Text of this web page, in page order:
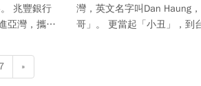
兆豐銀行
亞灣，攜手
灣，英文名字叫Dan Haung
哥」。 更當起「小丑」，到台灣各地的安養中心為阿公阿
7 »